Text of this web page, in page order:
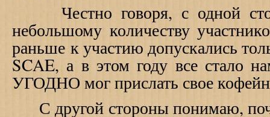
Честно говоря, с одной
небольшому количеству
раньше к участию допускались
SCAE, а в этом году все стало
УГОДНО мог прислать свое
С другой стороны понимаю,